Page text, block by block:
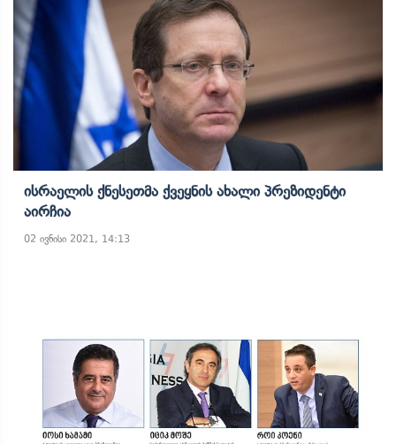
Ისრაელის Ქნესეთმა Ქვეყნის Ახალი Პრეზიდენტი
Აირჩია
02 ივნისი 2021, 14:13